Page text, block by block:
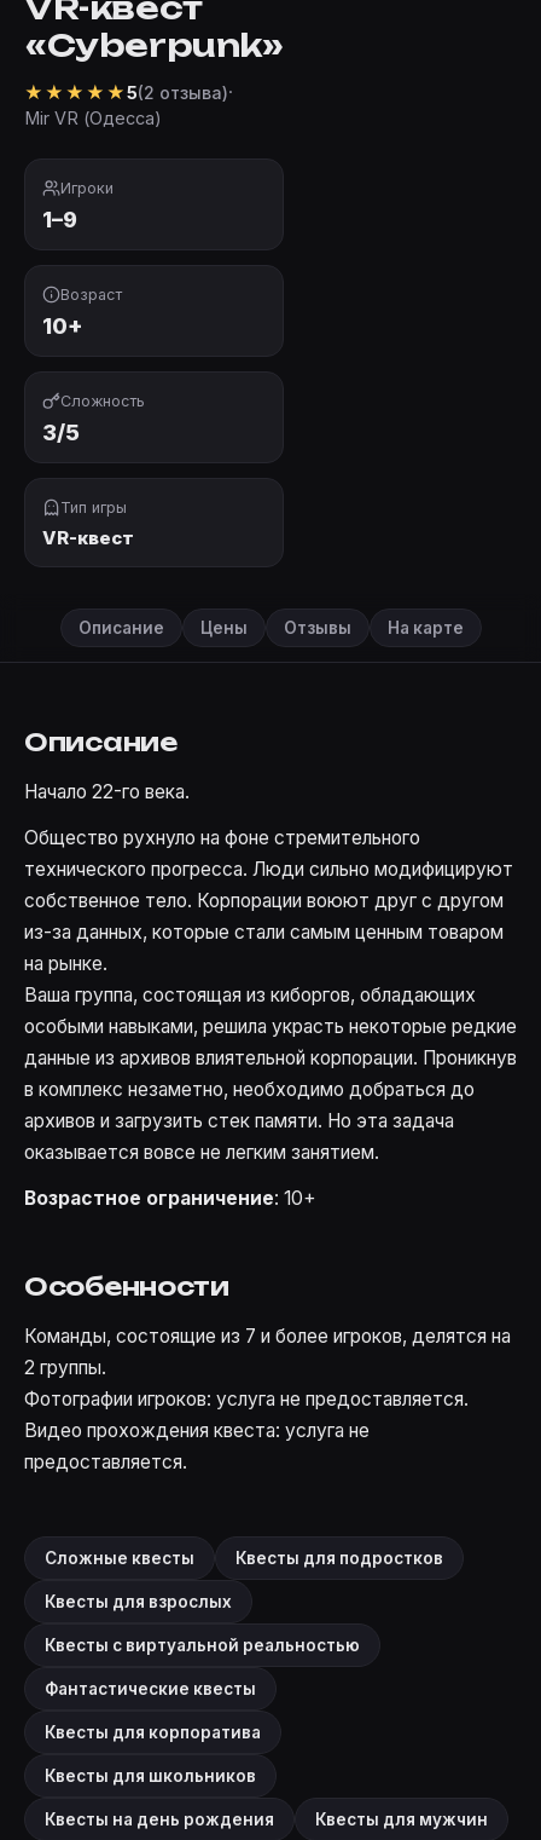
«Cyberpunk»
★ ★ ★ ★ ★5(2 отзыва)·
Mir VR (Одесса)
Игроки
1–9
Возраст
10+
Сложность
3/5
Тип игры
VR-квест
Описание Цены Отзывы На карте
Описание
Начало 22-го века.
Общество рухнуло на фоне стремительного
технического прогресса. Люди сильно модифицируют
собственное тело. Корпорации воюют друг с другом
из-за данных, которые стали самым ценным товаром
на рынке.
Ваша группа, состоящая из киборгов, обладающих
особыми навыками, решила украсть некоторые редкие
данные из архивов влиятельной корпорации. Проникнув
в комплекс незаметно, необходимо добраться до
архивов и загрузить стек памяти. Но эта задача
оказывается вовсе не легким занятием.
Возрастное ограничение: 10+
Особенности
Команды, состоящие из 7 и более игроков, делятся на
2 группы.
Фотографии игроков: услуга не предоставляется.
Видео прохождения квеста: услуга не
предоставляется.
Сложные квесты Квесты для подростков
Квесты для взрослых
Квесты с виртуальной реальностью
Фантастические квесты
Квесты для корпоратива
Квесты для школьников
Квесты на день рождения Квесты для мужчин